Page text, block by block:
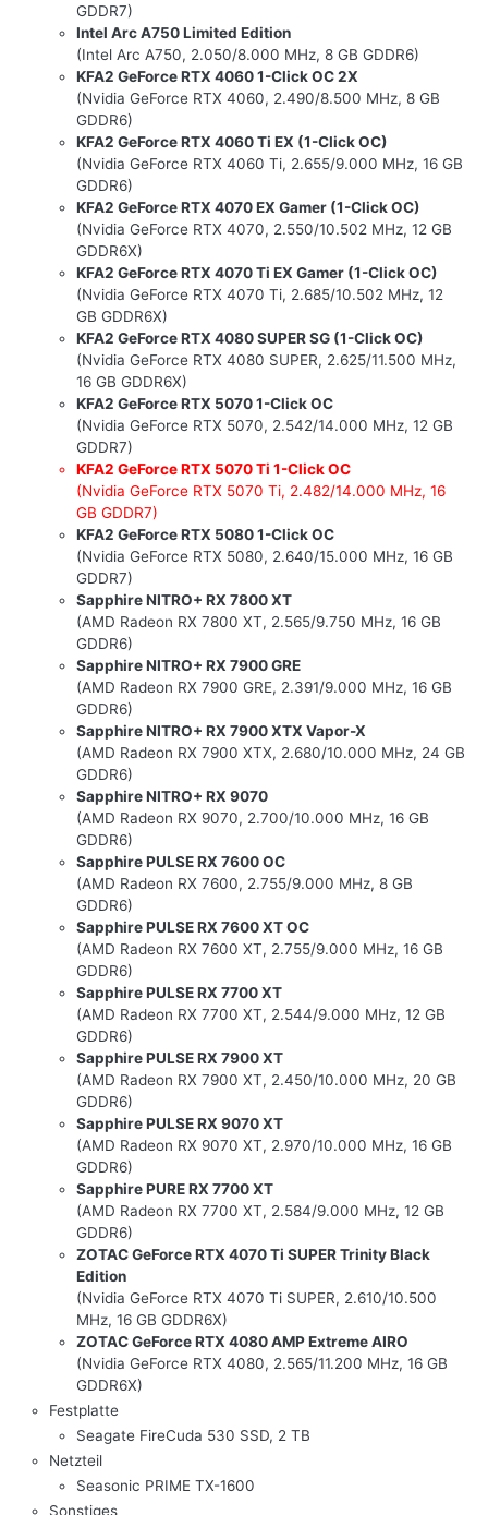
GDDR7)
Intel Arc A750 Limited Edition
(Intel Arc A750, 2.050/8.000 MHz, 8 GB GDDR6)
KFA2 GeForce RTX 4060 1-Click OC 2X
(Nvidia GeForce RTX 4060, 2.490/8.500 MHz, 8 GB
GDDR6)
KFA2 GeForce RTX 4060 Ti EX (1-Click OC)
(Nvidia GeForce RTX 4060 Ti, 2.655/9.000 MHz, 16 GB
GDDR6)
KFA2 GeForce RTX 4070 EX Gamer (1-Click OC)
(Nvidia GeForce RTX 4070, 2.550/10.502 MHz, 12 GB
GDDR6X)
KFA2 GeForce RTX 4070 Ti EX Gamer (1-Click OC)
(Nvidia GeForce RTX 4070 Ti, 2.685/10.502 MHz, 12
GB GDDR6X)
KFA2 GeForce RTX 4080 SUPER SG (1-Click OC)
(Nvidia GeForce RTX 4080 SUPER, 2.625/11.500 MHz,
16 GB GDDR6X)
KFA2 GeForce RTX 5070 1-Click OC
(Nvidia GeForce RTX 5070, 2.542/14.000 MHz, 12 GB
GDDR7)
KFA2 GeForce RTX 5070 Ti 1-Click OC
(Nvidia GeForce RTX 5070 Ti, 2.482/14.000 MHz, 16
GB GDDR7)
KFA2 GeForce RTX 5080 1-Click OC
(Nvidia GeForce RTX 5080, 2.640/15.000 MHz, 16 GB
GDDR7)
Sapphire NITRO+ RX 7800 XT
(AMD Radeon RX 7800 XT, 2.565/9.750 MHz, 16 GB
GDDR6)
Sapphire NITRO+ RX 7900 GRE
(AMD Radeon RX 7900 GRE, 2.391/9.000 MHz, 16 GB
GDDR6)
Sapphire NITRO+ RX 7900 XTX Vapor-X
(AMD Radeon RX 7900 XTX, 2.680/10.000 MHz, 24 GB
GDDR6)
Sapphire NITRO+ RX 9070
(AMD Radeon RX 9070, 2.700/10.000 MHz, 16 GB
GDDR6)
Sapphire PULSE RX 7600 OC
(AMD Radeon RX 7600, 2.755/9.000 MHz, 8 GB
GDDR6)
Sapphire PULSE RX 7600 XT OC
(AMD Radeon RX 7600 XT, 2.755/9.000 MHz, 16 GB
GDDR6)
Sapphire PULSE RX 7700 XT
(AMD Radeon RX 7700 XT, 2.544/9.000 MHz, 12 GB
GDDR6)
Sapphire PULSE RX 7900 XT
(AMD Radeon RX 7900 XT, 2.450/10.000 MHz, 20 GB
GDDR6)
Sapphire PULSE RX 9070 XT
(AMD Radeon RX 9070 XT, 2.970/10.000 MHz, 16 GB
GDDR6)
Sapphire PURE RX 7700 XT
(AMD Radeon RX 7700 XT, 2.584/9.000 MHz, 12 GB
GDDR6)
ZOTAC GeForce RTX 4070 Ti SUPER Trinity Black
Edition
(Nvidia GeForce RTX 4070 Ti SUPER, 2.610/10.500
MHz, 16 GB GDDR6X)
ZOTAC GeForce RTX 4080 AMP Extreme AIRO
(Nvidia GeForce RTX 4080, 2.565/11.200 MHz, 16 GB
GDDR6X)
Festplatte
Seagate FireCuda 530 SSD, 2 TB
Netzteil
Seasonic PRIME TX-1600
Sonstiges